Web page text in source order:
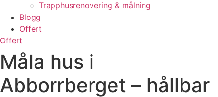
Trapphusrenovering & målning
Blogg
Offert
Offert
Måla hus i
Abborrberget – hållbar